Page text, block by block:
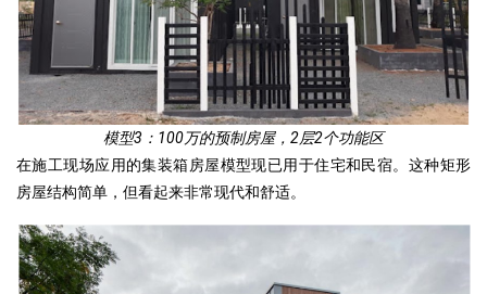
模型3：100万的预制房屋，2层2个功能区
在施工现场应用的集装箱房屋模型现已用于住宅和民宿。这种矩形
房屋结构简单，但看起来非常现代和舒适。